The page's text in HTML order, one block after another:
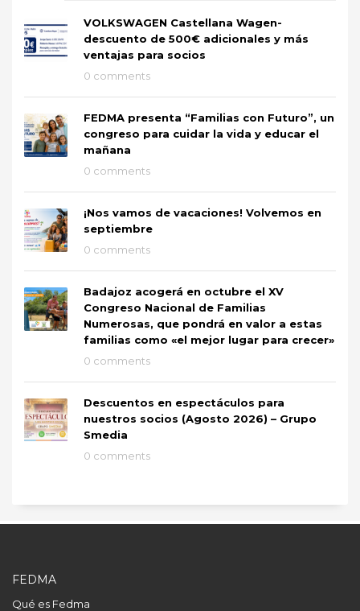
VOLKSWAGEN Castellana Wagen-
descuento de 500€ adicionales y más
ventajas para socios
0 comments
FEDMA presenta “Familias con Futuro”, un
congreso para cuidar la vida y educar el
mañana
0 comments
¡Nos vamos de vacaciones! Volvemos en
septiembre
0 comments
Badajoz acogerá en octubre el XV
Congreso Nacional de Familias
Numerosas, que pondrá en valor a estas
familias como «el mejor lugar para crecer»
0 comments
Descuentos en espectáculos para
nuestros socios (Agosto 2026) – Grupo
Smedia
0 comments
FEDMA
Qué es Fedma